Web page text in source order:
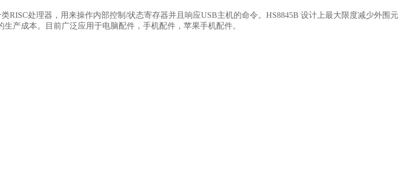
类RISC处理器，用来操作内部控制 /状态寄存器并且响应USB主机的命令。 HS8845B 设计上最大限度减少外围元
产成本。目前广泛应用于电脑配件，手机配件，苹果手机配件。